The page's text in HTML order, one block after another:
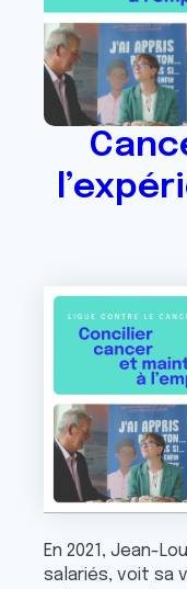
En 2021, Jean-
salariés, voit sa